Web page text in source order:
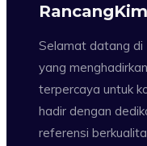
Selamat datang di
yang
terpercaya untuk
hadir dengan
referensi